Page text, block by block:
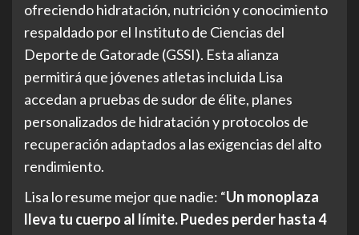
ofreciendo hidratación, nutrición y conocimiento
respaldado por el Instituto de Ciencias del
Deporte de Gatorade (GSSI). Esta alianza
permitirá que jóvenes atletas incluida Lisa
accedan a pruebas de sudor de élite, planes
personalizados de hidratación y protocolos de
recuperación adaptados a las exigencias del alto
rendimiento.
Lisa lo resume mejor que nadie: “Un monoplaza
lleva tu cuerpo al límite. Puedes perder hasta 4